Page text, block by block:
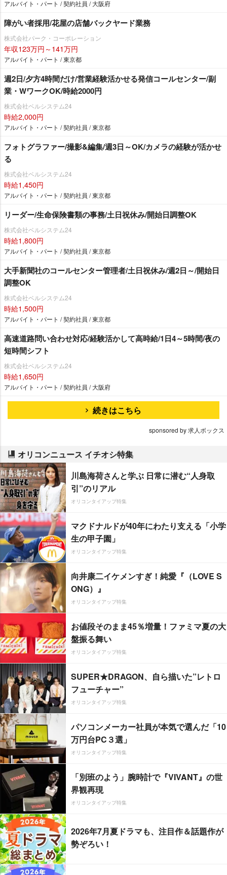
アルバイト・パート / 契約社員 / 大阪府
障がい者採用/花屋の店舗バックヤード業務
株式会社パーク・コーポレーション
年収123万円～141万円
アルバイト・パート / 東京都
週2日/夕方4時間だけ/営業経験活かせる発信コールセンター/副
業・WワークOK/時給2000円
株式会社ベルシステム24
時給2,000円
アルバイト・パート / 契約社員 / 東京都
フォトグラファー/撮影&編集/週3日～OK/カメラの経験が活かせ
る
株式会社ベルシステム24
時給1,450円
アルバイト・パート / 契約社員 / 東京都
リーダー/生命保険書類の事務/土日祝休み/開始日調整OK
株式会社ベルシステム24
時給1,800円
アルバイト・パート / 契約社員 / 東京都
大手新聞社のコールセンター管理者/土日祝休み/週2日～/開始日
調整OK
株式会社ベルシステム24
時給1,500円
アルバイト・パート / 契約社員 / 東京都
高速道路問い合わせ対応/経験活かして高時給/1日4～5時間/夜の
短時間シフト
株式会社ベルシステム24
時給1,650円
アルバイト・パート / 契約社員 / 大阪府
続きはこちら
sponsored by 求人ボックス
オリコンニュース イチオシ特集
川島海荷さんと学ぶ 日常に潜む“人身取
引”のリアル
オリコンタイアップ特集
マクドナルドが40年にわたり支える「小学
生の甲子園」
オリコンタイアップ特集
向井康二イケメンすぎ！純愛『（LOVE S
ONG）』
オリコンタイアップ特集
お値段そのまま45％増量！ファミマ夏の大
盤振る舞い
オリコンタイアップ特集
SUPER★DRAGON、自ら描いた”レトロ
フューチャー”
オリコンタイアップ特集
パソコンメーカー社員が本気で選んだ「10
万円台PC３選」
オリコンタイアップ特集
「別班のよう」腕時計で『VIVANT』の世
界観再現
オリコンタイアップ特集
2026年7月夏ドラマも、注目作＆話題作が
勢ぞろい！